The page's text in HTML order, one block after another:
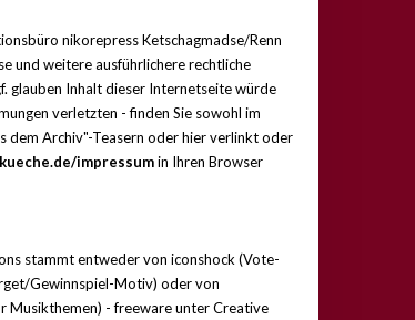
nikorepress Ketschagmadse/Renn
und weitere ausführlichere rechtliche
glauben Inhalt dieser Internetseite würde
verletzten - finden Sie sowohl im
dem Archiv"-Teasern oder hier verlinktoder
impressumin Ihren Browser
stammt entweder von iconshock (Vote-
Gewinnspiel-Motiv) oder von
Musikthemen) - freeware unter Creative